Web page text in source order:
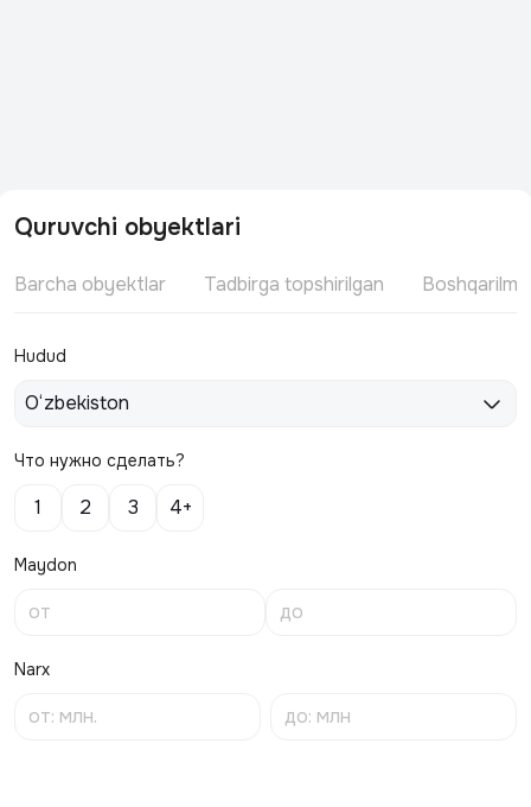
Quruvchi obyektlari
Barcha obyektlar Tadbirga topshirilgan
Hudud
O‘zbekiston
Что нужно сделать?
1 2 3 4+
Maydon
Narx